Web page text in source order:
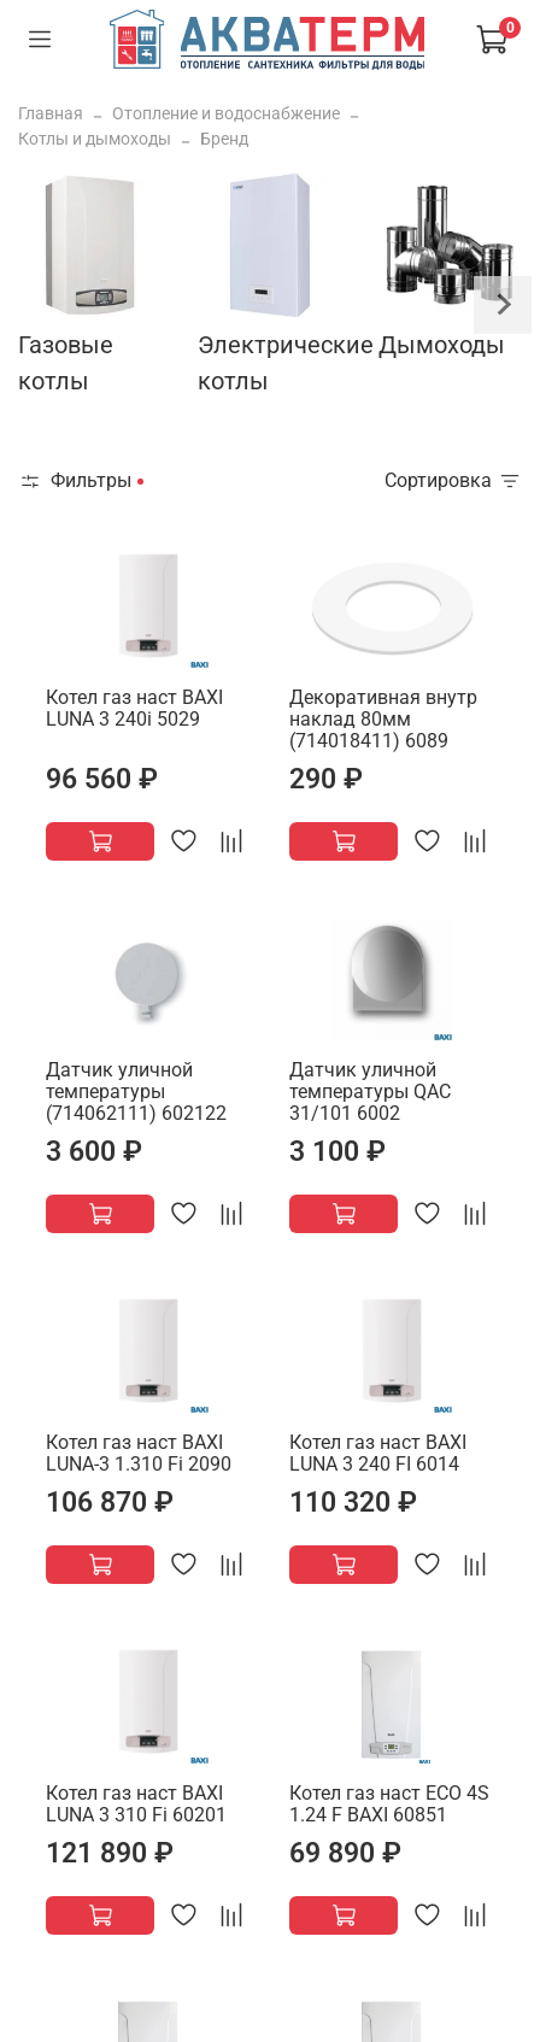
0
Главная
Отопление и водоснабжение
Котлы и дымоходы
Бренд
Газовые
котлы
Электрические
котлы
Дымоходы
Фильтры Сортировка
Котел газ наст BAXI
LUNA 3 240i 5029
96 560 ₽
Декоративная внутр
наклад 80мм
(714018411) 6089
290 ₽
Датчик уличной
температуры
(714062111) 602122
3 600 ₽
Датчик уличной
температуры QAC
31/101 6002
3 100 ₽
Котел газ наст BAXI
LUNA-3 1.310 Fi 2090
106 870 ₽
Котел газ наст BAXI
LUNA 3 240 FI 6014
110 320 ₽
Котел газ наст BAXI
LUNA 3 310 Fi 60201
121 890 ₽
Котел газ наст ECO 4S
1.24 F BAXI 60851
69 890 ₽